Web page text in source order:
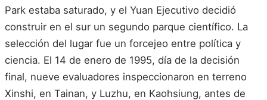
Park estaba saturado, y el Yuan Ejecutivo decidió
construir en el sur un segundo parque científico. La
selección del lugar fue un forcejeo entre política y
ciencia. El 14 de enero de 1995, día de la decisión
final, nueve evaluadores inspeccionaron en terreno
Xinshi, en Tainan, y Luzhu, en Kaohsiung, antes de